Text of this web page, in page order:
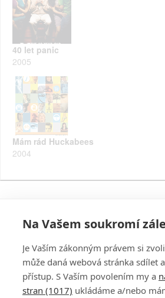
40 let panic
2005
Mám rád Huckabees
2004
Na Vašem soukromí
Je Vaším zákonným právem si
může daná webová stránka sdílet
přístup. S Vaším povolením my a
stran (1017) ukládáme a/nebo